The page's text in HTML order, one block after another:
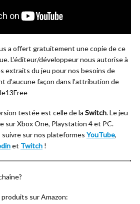
a offert gratuitement une copie de ce
L’éditeur/développeur nous autorise à
extraits du jeu pour nos besoins de
d’aucune façon dans l’attribution de
testée est celle de la Switch. Le jeu
sur Xbox One, Playstation 4 et PC.
suivre sur nos plateformes YouTube,
et Twitch !
sur Amazon: